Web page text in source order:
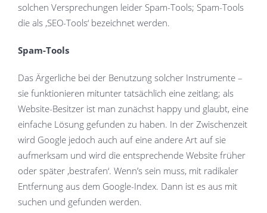
solchen Versprechungen leider Spam-Tools; Spam-Tools
die als ‚SEO-Tools‘ bezeichnet werden.
Spam-Tools
Das Ärgerliche bei der Benutzung solcher Instrumente –
sie funktionieren mitunter tatsächlich eine zeitlang; als
Website-Besitzer ist man zunächst happy und glaubt, eine
einfache Lösung gefunden zu haben. In der Zwischenzeit
wird Google jedoch auch auf eine andere Art auf sie
aufmerksam und wird die entsprechende Website früher
oder später ‚bestrafen‘. Wenn’s sein muss, mit radikaler
Entfernung aus dem Google-Index. Dann ist es aus mit
suchen und gefunden werden.